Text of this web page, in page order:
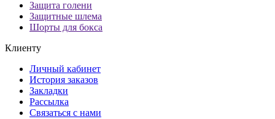
Защита голени
Защитные шлема
Шорты для бокса
Клиенту
Личный кабинет
История заказов
Закладки
Рассылка
Связаться с нами